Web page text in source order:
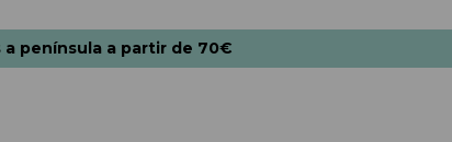
a península a partir de 70€